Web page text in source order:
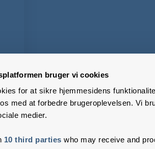
bruger vi cookies
for at sikre hjemmesidens
med at forbedre brugeroplevelsen. Vi
medier.
10 third parties who may receive and